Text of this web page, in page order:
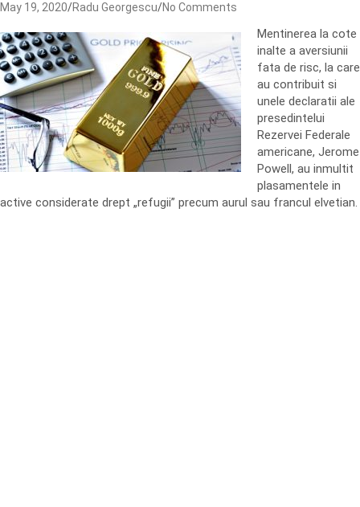
May 19, 2020 Radu Georgescu No Comments
Mentinerea la cote
inalte a aversiunii
fata de risc, la care
au contribuit si
unele declaratii ale
presedintelui
Rezervei Federale
americane, Jerome
Powell, au inmultit
plasamentele in
active considerate drept „refugii” precum aurul sau francul elvetian.